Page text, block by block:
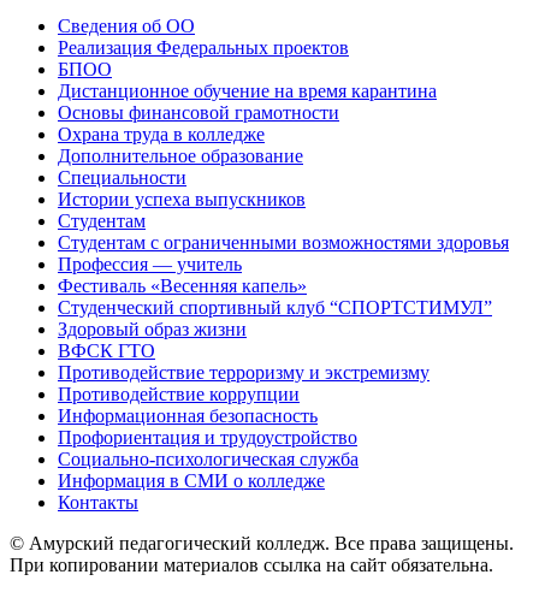
Сведения об ОО
Реализация Федеральных проектов
БПОО
Дистанционное обучение на время карантина
Основы финансовой грамотности
Охрана труда в колледже
Дополнительное образование
Специальности
Истории успеха выпускников
Студентам
Студентам с ограниченными возможностями здоровья
Профессия — учитель
Фестиваль «Весенняя капель»
Студенческий спортивный клуб “СПОРТСТИМУЛ”
Здоровый образ жизни
ВФСК ГТО
Противодействие терроризму и экстремизму
Противодействие коррупции
Информационная безопасность
Профориентация и трудоустройство
Социально-психологическая служба
Информация в СМИ о колледже
Контакты
© Амурский педагогический колледж. Все права защищены.
При копировании материалов ссылка на сайт обязательна.